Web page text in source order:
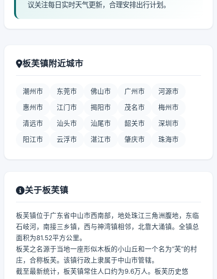
议关注每日实时天气更新，合理安排出行计划。
板芙镇附近城市
潮州市 东莞市 佛山市 广州市 河源市
惠州市 江门市 揭阳市 茂名市 梅州市
清远市 汕头市 汕尾市 韶关市 深圳市
阳江市 云浮市 湛江市 肇庆市 珠海市
关于板芙镇
板芙镇位于广东省中山市西南部，地处珠江三角洲腹地，东临
石岐河，南接三乡镇，西与神湾镇相邻，北靠大涌镇。全镇总
面积为81.52平方公里。
板芙之名源于当地一座形似木板的小山丘和一个名为“芙”的村
庄，合称板芙。该镇行政上隶属于中山市管辖。
截至最新统计，板芙镇常住人口约为9.6万人。板芙历史悠